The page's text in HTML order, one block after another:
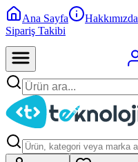
Ana Sayfa Hakkımızda
Sipariş Takibi